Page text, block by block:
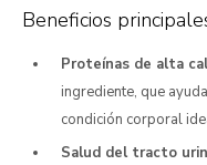
Beneficios
Proteínas de alta
ingrediente, que
condición corporal
Salud del tracto